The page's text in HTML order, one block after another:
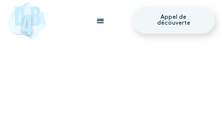
Appel de
découverte